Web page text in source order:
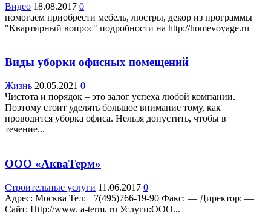
Видео 18.08.2017 0
помогаем приобрести мебель, люстры, декор из программы
"Квартирный вопрос" подробности на http://homevoyage.ru
Виды уборки офисных помещений
Жизнь 20.05.2021 0
Чистота и порядок – это залог успеха любой компании.
Поэтому стоит уделять большое внимание тому, как
проводится уборка офиса. Нельзя допустить, чтобы в
течение...
ООО «АкваТерм»
Строительные услуги 11.06.2017 0
Адрес: Москва Teл: +7(495)766-19-90 Факс: — Директор: —
Сайт: Http://www. a-term. ru Услуги:ООО...